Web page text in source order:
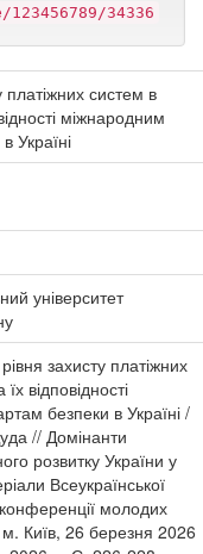
34336
платіжних систем в
міжнародним
Україні
університет
захисту платіжних
відповідності
безпеки в Україні /
// Домінанти
розвитку України у
Всеукраїнської
молодих
м. Київ, 26 березня 2026